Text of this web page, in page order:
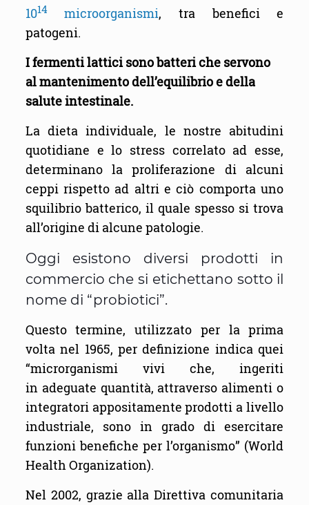
1014microorganismi, tra benefici e
patogeni.
I fermenti lattici sono batteri che servono
al mantenimento dell’equilibrio e della
salute intestinale.
La dieta individuale, le nostre abitudini
quotidiane e lo stress correlato ad esse,
determinano la proliferazione di alcuni
ceppi rispetto ad altri e ciò comporta uno
squilibrio batterico, il quale spesso si trova
all’origine di alcune patologie.
Oggi esistono diversi prodotti in
commercio che si etichettano sotto il
nome di “probiotici”.
Questo termine, utilizzato per la prima
volta nel 1965, per definizione indica quei
“microrganismi vivi che, ingeriti
in adeguate quantità, attraverso alimenti o
integratori appositamente prodotti a livello
industriale, sono in grado di esercitare
funzioni benefiche per l’organismo” (World
Health Organization).
Nel 2002, grazie alla Direttiva comunitaria